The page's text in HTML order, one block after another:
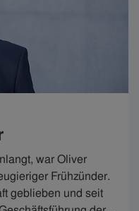
war Oliver
Frühzünder.
geblieben und seit